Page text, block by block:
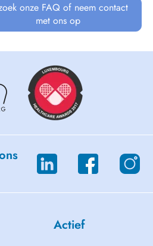
onze FAQ of neem contact
met ons op
Actief